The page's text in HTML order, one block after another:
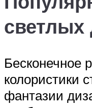
светлых
Бесконечное
колористики
фантазии